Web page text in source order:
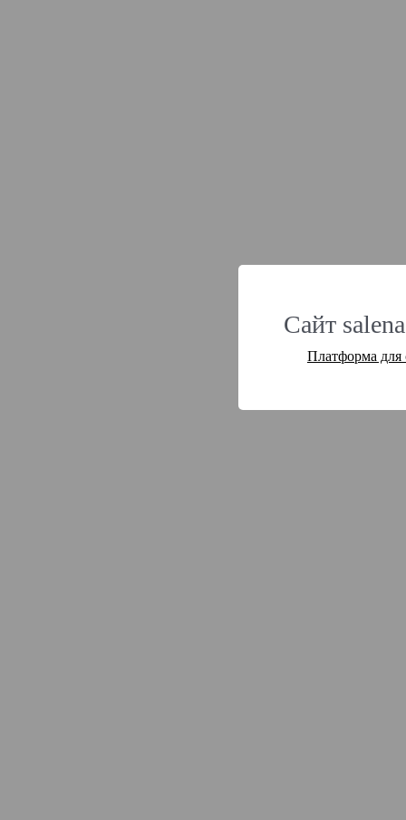
Сайт
Платформа для